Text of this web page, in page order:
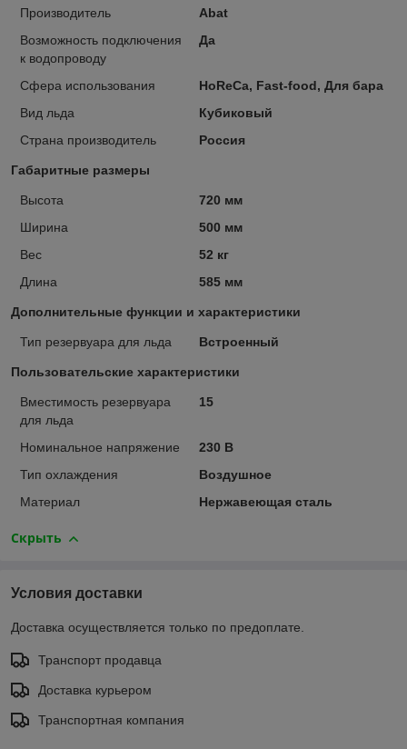
Производитель
Abat
Возможность подключения
к водопроводу
Да
Сфера использования
HoReCa, Fast-food, Для бара
Вид льда
Кубиковый
Страна производитель
Россия
Габаритные размеры
Высота
720 мм
Ширина
500 мм
Вес
52 кг
Длина
585 мм
Дополнительные функции и характеристики
Тип резервуара для льда Встроенный
Пользовательские характеристики
Вместимость резервуара
для льда
15
Номинальное напряжение
230 В
Тип охлаждения
Воздушное
Материал
Нержавеющая сталь
Скрыть
Условия доставки
Доставка осуществляется только по предоплате.
Транспорт продавца
Доставка курьером
Транспортная компания